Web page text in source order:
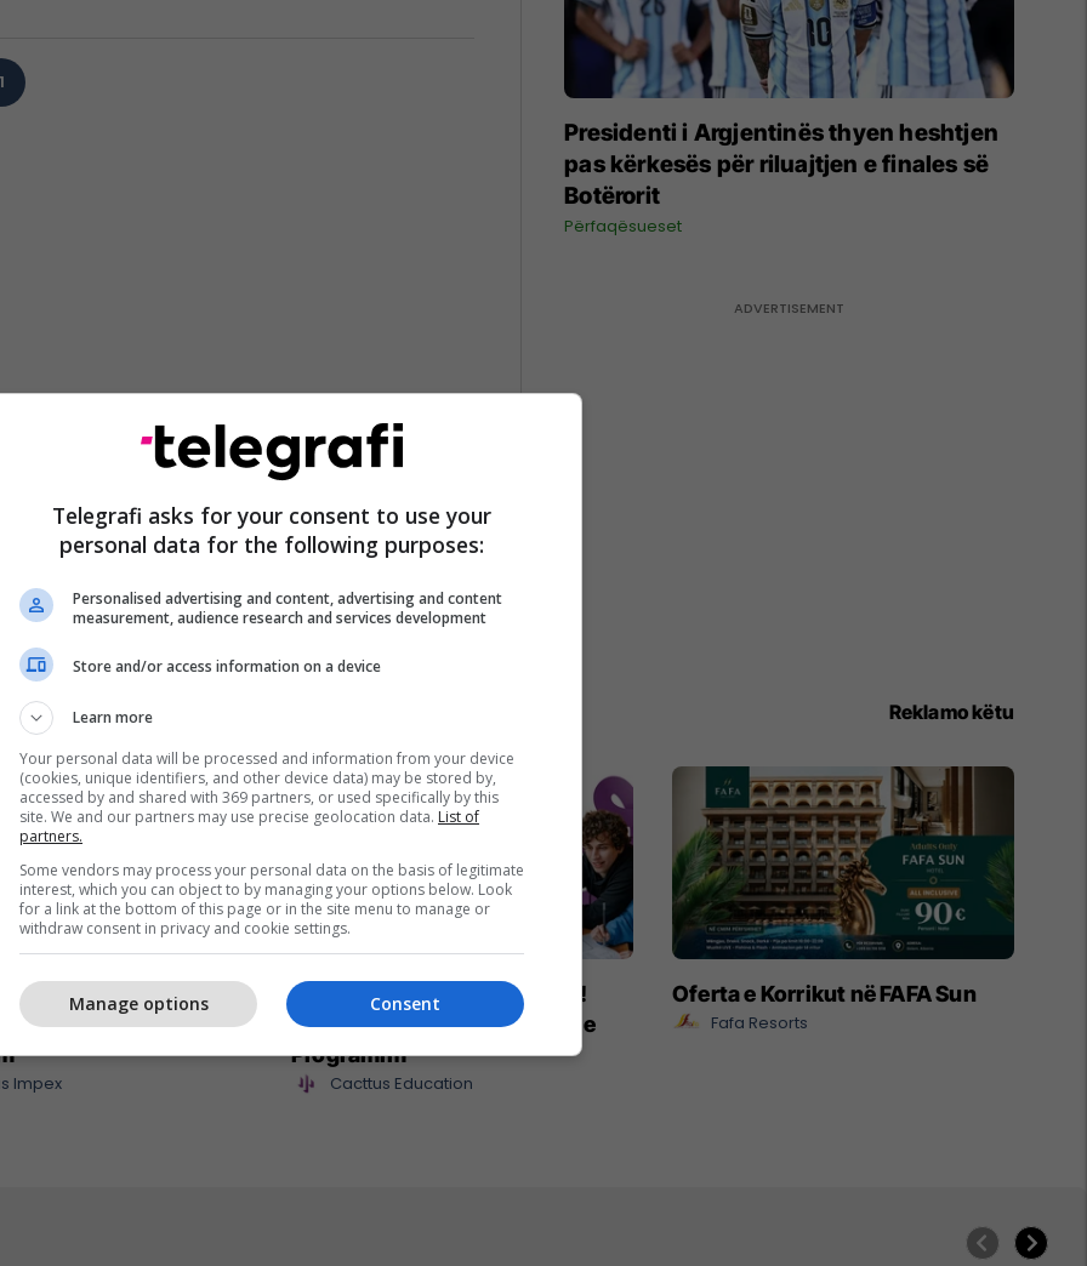
1
Presidenti i Argjentinës thyen heshtjen
pas kërkesës për riluajtjen e finales së
Botërorit
Përfaqësueset
Reklamo këtu
sjell në treg
të reja për çdo shije
Impex
Maturant, puno nga shtëpia!
Studio Siguri Kibernetike ose
Programim
Cacttus Education
Oferta e Korrikut në FAFA Sun
Fafa Resorts
Telegrafi asks for your consent to use your
personal data for the following purposes:
Personalised advertising and content, advertising and content
measurement, audience research and services development
Store and/or access information on a device
Learn more
Your personal data will be processed and information from your device
(cookies, unique identifiers, and other device data) may be stored by,
accessed by and shared with 369 partners, or used specifically by this
site. We and our partners may use precise geolocation data. List of
partners.
Some vendors may process your personal data on the basis of legitimate
interest, which you can object to by managing your options below. Look
for a link at the bottom of this page or in the site menu to manage or
withdraw consent in privacy and cookie settings.
Consent
Manage options